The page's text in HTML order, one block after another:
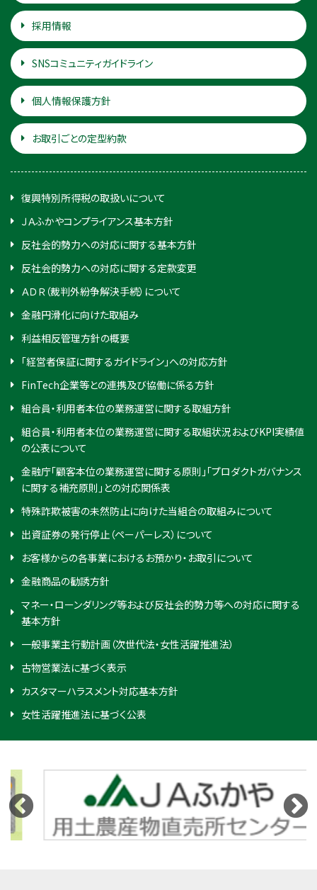
採用情報
SNSコミュニティガイドライン
個人情報保護方針
お取引ごとの定型約款
復興特別所得税の取扱いについて
ＪＡふかやコンプライアンス基本方針
反社会的勢力への対応に関する基本方針
反社会的勢力への対応に関する定款変更
ＡＤＲ（裁判外紛争解決手続）について
金融円滑化に向けた取組み
利益相反管理方針の概要
「経営者保証に関するガイドライン」への対応方針
FinTech企業等との連携及び協働に係る方針
組合員・利用者本位の業務運営に関する取組方針
組合員・利用者本位の業務運営に関する取組状況およびKPI実績値
の公表について
金融庁「顧客本位の業務運営に関する原則」「プロダクトガバナンス
に関する補充原則」との対応関係表
特殊詐欺被害の未然防止に向けた当組合の取組みについて
出資証券の発行停止（ペーパーレス）について
お客様からの各事業におけるお預かり・お取引について
金融商品の勧誘方針
マネー・ローンダリング等および反社会的勢力等への対応に関する
基本方針
一般事業主行動計画（次世代法・女性活躍推進法）
古物営業法に基づく表示
カスタマーハラスメント対応基本方針
女性活躍推進法に基づく公表